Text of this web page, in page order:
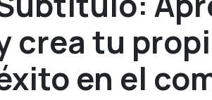
crea tu
en el